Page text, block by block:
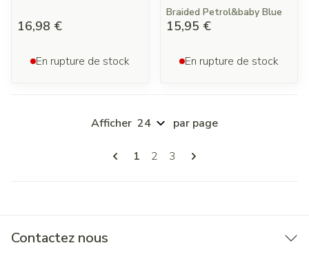
16,98 €
En rupture de stock
Braided Petrol&baby Blue
15,95 €
En rupture de stock
Pages
Vous lisez actuellement la page
1 Page
2 Page
3
Afficher par page
Contactez nous